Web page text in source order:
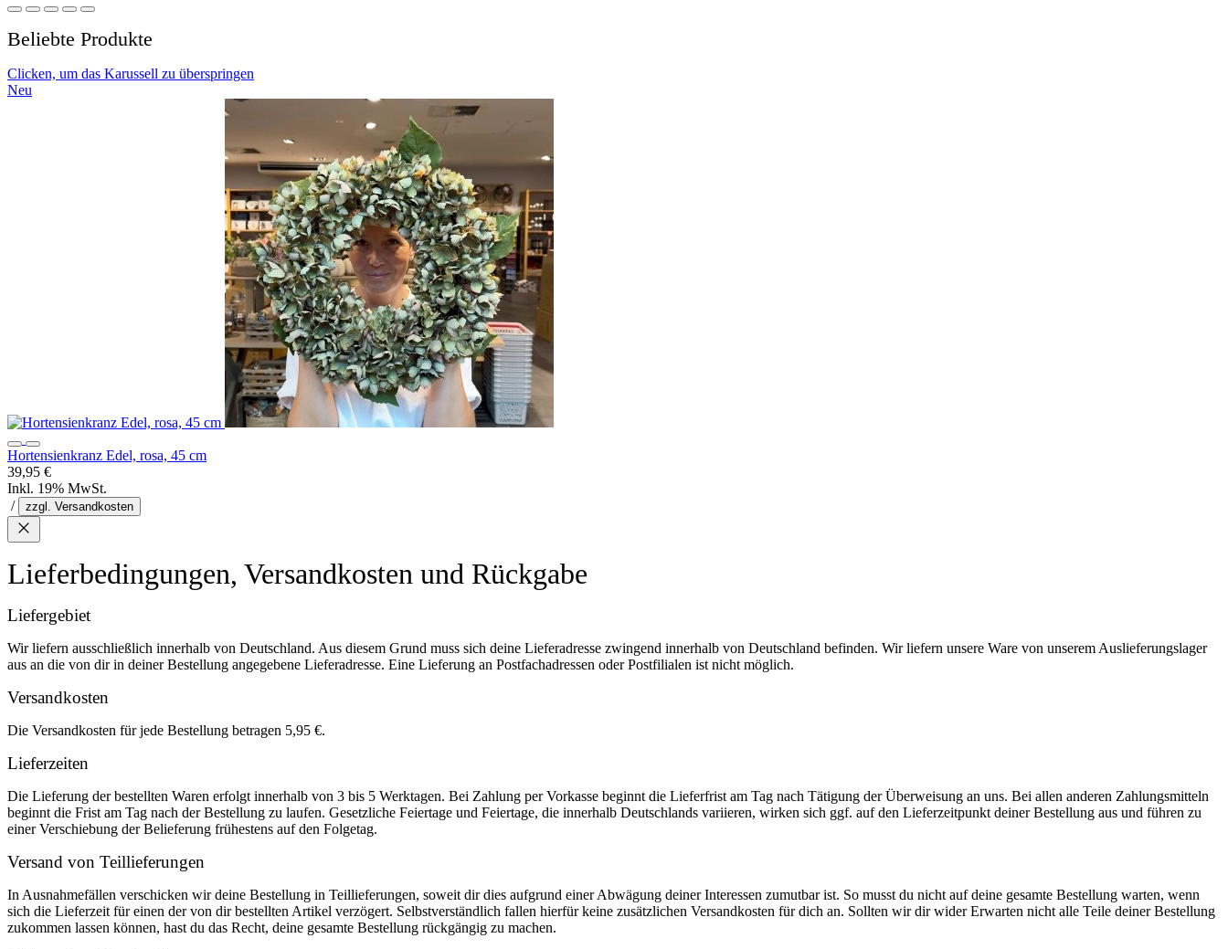
Beliebte Produkte
Clicken, um das Karussell zu überspringen
Neu
Hortensienkranz Edel, rosa, 45 cm
39,95 €
Inkl. 19% MwSt.
/
zzgl. Versandkosten
Lieferbedingungen, Versandkosten und Rückgabe
Liefergebiet
Wir liefern ausschließlich innerhalb von Deutschland. Aus diesem Grund muss sich deine Lieferadresse zwingend innerhalb von Deutschland befinden. Wir liefern unsere Ware von unserem Auslieferungslager
aus an die von dir in deiner Bestellung angegebene Lieferadresse. Eine Lieferung an Postfachadressen oder Postfilialen ist nicht möglich.
Versandkosten
Die Versandkosten für jede Bestellung betragen 5,95 €.
Lieferzeiten
Die Lieferung der bestellten Waren erfolgt innerhalb von 3 bis 5 Werktagen. Bei Zahlung per Vorkasse beginnt die Lieferfrist am Tag nach Tätigung der Überweisung an uns. Bei allen anderen Zahlungsmitteln
beginnt die Frist am Tag nach der Bestellung zu laufen. Gesetzliche Feiertage und Feiertage, die innerhalb Deutschlands variieren, wirken sich ggf. auf den Lieferzeitpunkt deiner Bestellung aus und führen zu
einer Verschiebung der Belieferung frühestens auf den Folgetag.
Versand von Teillieferungen
In Ausnahmefällen verschicken wir deine Bestellung in Teillieferungen, soweit dir dies aufgrund einer Abwägung deiner Interessen zumutbar ist. So musst du nicht auf deine gesamte Bestellung warten, wenn
sich die Lieferzeit für einen der von dir bestellten Artikel verzögert. Selbstverständlich fallen hierfür keine zusätzlichen Versandkosten für dich an. Sollten wir dir wider Erwarten nicht alle Teile deiner Bestellung
zukommen lassen können, hast du das Recht, deine gesamte Bestellung rückgängig zu machen.